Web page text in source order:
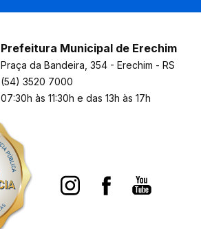
Prefeitura Municipal de Erechim
Praça da Bandeira, 354 - Erechim - RS
(54) 3520 7000
07:30h às 11:30h e das 13h às 17h